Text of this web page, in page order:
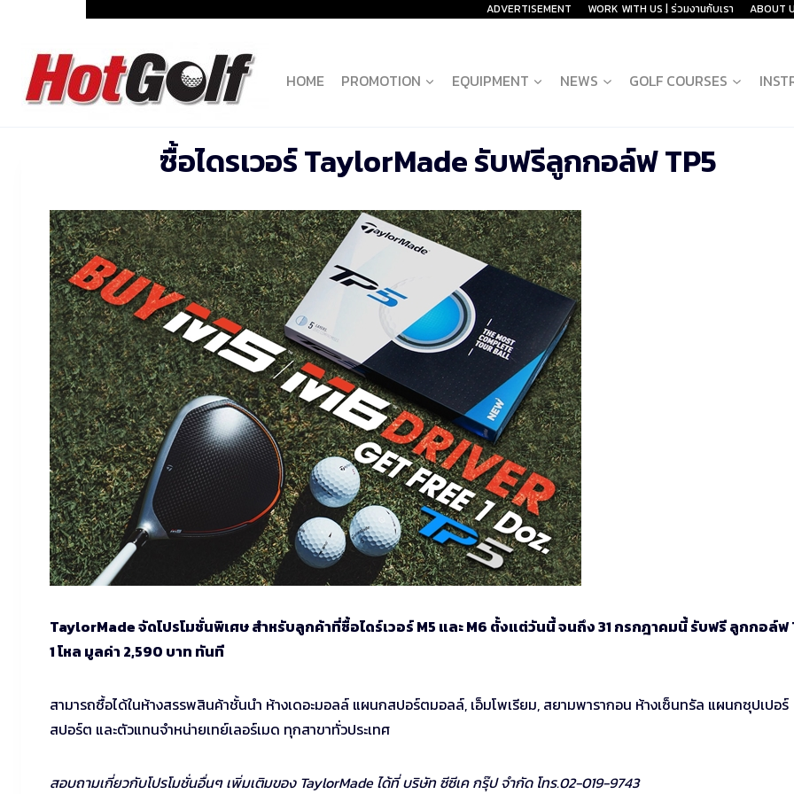
content
ADVERTISEMENT WORK WITH US | ร่วมงานกับเรา ABOUT
HOME PROMOTION EQUIPMENT NEWS GOLF COURSES
ซื้อไดรเวอร์ TaylorMade รับฟรีลูกกอล์ฟ TP5
TaylorMade จัดโปรโมชั่นพิเศษ สำหรับลูกค้าที่ซื้อไดร์เวอร์ M5 และ M6 ตั้งแต่วันนี้ จนถึง 31 กรกฎาคมนี้ รับฟรี ลูกกอล์ฟ
1 โหล มูลค่า 2,590 บาท ทันที
สามารถซื้อได้ในห้างสรรพสินค้าชั้นนำ ห้างเดอะมอลล์ แผนกสปอร์ตมอลล์, เอ็มโพเรียม, สยามพารากอน ห้างเซ็นทรัล แผนกซุปเปอร์
สปอร์ต และตัวแทนจำหน่ายเทย์เลอร์เมด ทุกสาขาทั่วประเทศ
สอบถามเกี่ยวกับโปรโมชั่นอื่นๆ เพิ่มเติมของ TaylorMade ได้ที่ บริษัท ซีซีเค กรุ๊ป จำกัด โทร.02-019-9743